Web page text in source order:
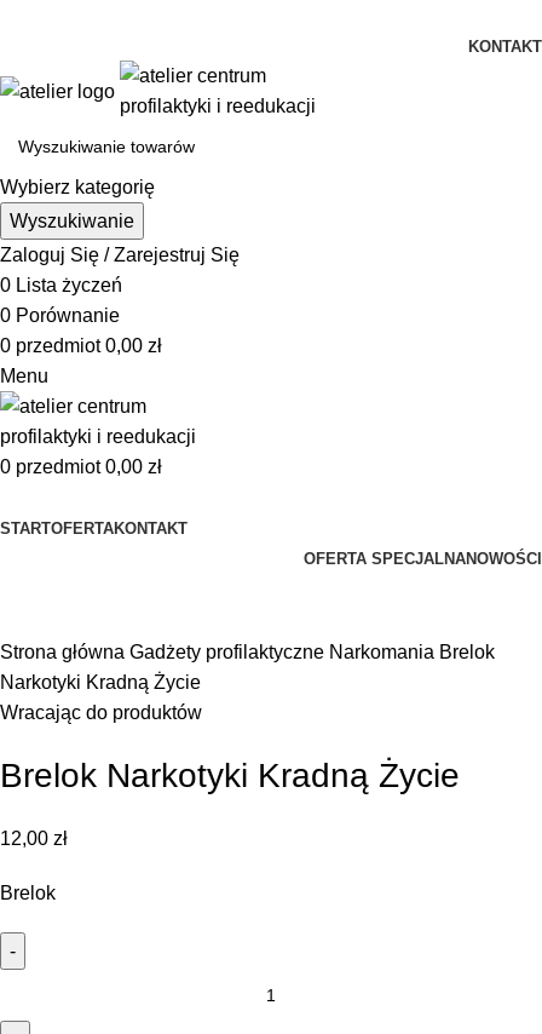
KONTAKT
Wybierz kategorię
Wyszukiwanie
Zaloguj Się / Zarejestruj Się
0 Lista życzeń
0 Porównanie
0 przedmiot 0,00 zł
Menu
0 przedmiot 0,00 zł
STARTOFERTAKONTAKT
OFERTA SPECJALNANOWOŚCI
Strona główna Gadżety profilaktyczne Narkomania Brelok
Narkotyki Kradną Życie
Wracając do produktów
Brelok Narkotyki Kradną Życie
12,00 zł
Brelok